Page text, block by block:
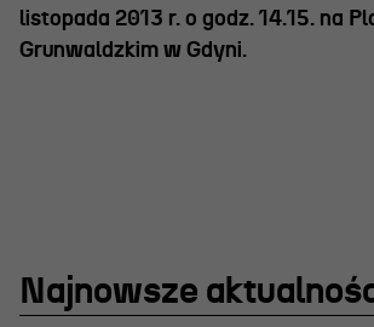
Polecamy
listopada 2013 r. o godz. 14.15. na
Grunwaldzkim w Gdyni.
Najnowsze